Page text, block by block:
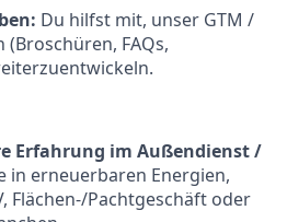
Du hilfst mit, unser GTM /
FAQs,
Erfahrung im Außendienst /
in erneuerbaren Energien,
Flächen-/Pachtgeschäft oder